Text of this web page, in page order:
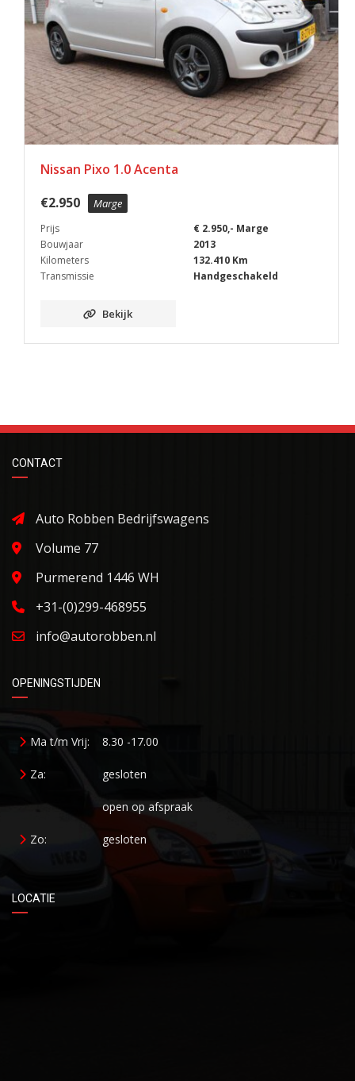
Nissan Pixo 1.0 Acenta
€2.950 Marge
Prijs
€ 2.950,- Marge
Bouwjaar
2013
Kilometers
132.410 Km
Transmissie
Handgeschakeld
Bekijk
CONTACT
Auto Robben Bedrijfswagens
Volume 77
Purmerend 1446 WH
+31-(0)299-468955
info@autorobben.nl
OPENINGSTIJDEN
Ma t/m Vrij: 8.30 -17.00
Za: gesloten
open op afspraak
Zo: gesloten
LOCATIE